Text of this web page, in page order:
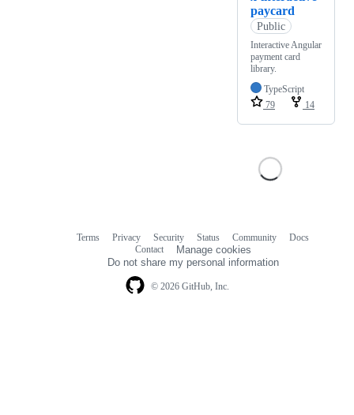
paycard
Public
Interactive Angular
payment card
library.
TypeScript
79
14
© 2026 GitHub, Inc.
Terms Privacy Security Status Community
Docs
Contact
Manage cookies
Do not share my personal information